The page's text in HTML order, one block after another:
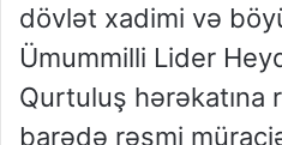
dövlət xadimi və
Ümummilli Lider
Qurtuluş hərəkatına
barədə rəsmi